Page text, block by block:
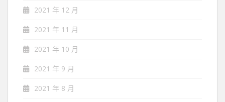
2021 年 12 月
2021 年 11 月
2021 年 10 月
2021 年 9 月
2021 年 8 月